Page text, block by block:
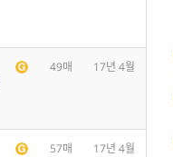
49매 17년 4월
57매 17년 4월